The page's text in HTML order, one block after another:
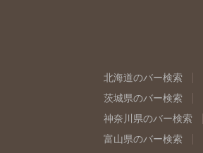
北海道のバー検索
茨城県のバー検索
神奈川県のバー検索
富山県のバー検索